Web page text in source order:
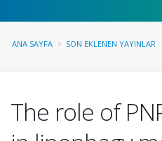
ANA SAYFA SON EKLENEN YAYINLAR
The role of